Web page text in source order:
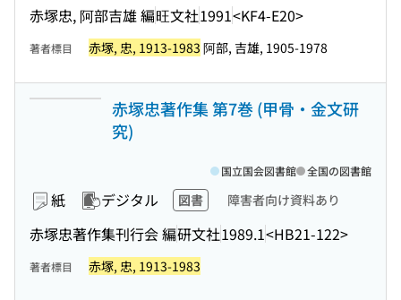
赤塚忠, 阿部吉雄 編旺文社1991<KF4-E20>
著者標目 赤塚, 忠, 1913-1983 阿部, 吉雄, 1905-1978
赤塚忠著作集 第7巻 (甲骨・金文研
究)
紙 デジタル 図書 障害者向け資料あり
赤塚忠著作集刊行会 編研文社1989.1<HB21-122>
国立国会図書館 全国の図書館
著者標目 赤塚, 忠, 1913-1983